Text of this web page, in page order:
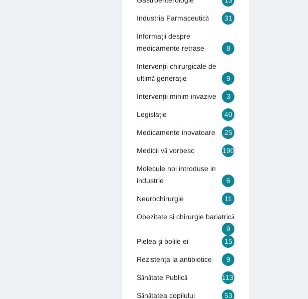
Industria Farmaceutică 31
Informații despre
medicamente retrase
8
Intervenții chirurgicale de
ultimă generație
9
Intervenții minim invazive 3
Legislație 40
Medicamente inovatoare 25
Medicii vă vorbesc 190
Molecule noi introduse in
industrie
6
Neurochirurgie 11
Obezitate si chirurgie bariatrică
9
Pielea și bolile ei
15
Rezistența la antibiotice 9
Sănătate Publică 1131
Sănătatea copilului 53